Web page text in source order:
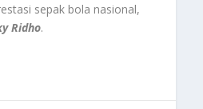
sepak bola nasional,
Ridho.